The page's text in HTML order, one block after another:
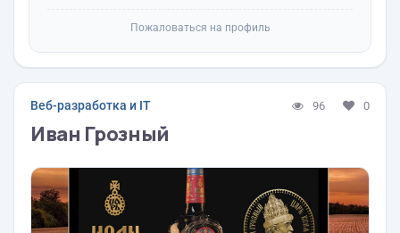
Пожаловаться на профиль
Веб-разработка и IT 96 0
Иван Грозный